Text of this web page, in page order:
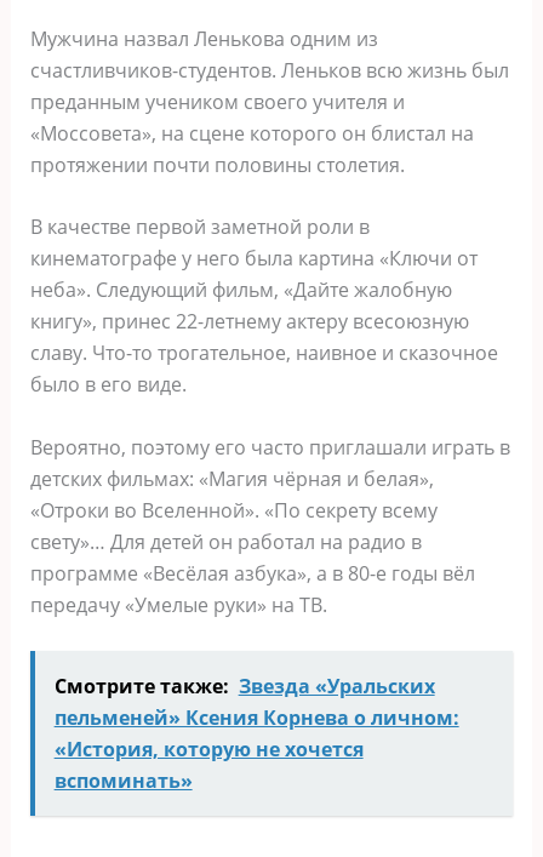
Мужчина назвал Ленькова одним из
счастливчиков-студентов. Леньков всю жизнь был
преданным учеником своего учителя и
«Моссовета», на сцене которого он блистал на
протяжении почти половины столетия.
В качестве первой заметной роли в
кинематографе у него была картина «Ключи от
неба». Следующий фильм, «Дайте жалобную
книгу», принес 22-летнему актеру всесоюзную
славу. Что-то трогательное, наивное и сказочное
было в его виде.
Вероятно, поэтому его часто приглашали играть в
детских фильмах: «Магия чёрная и белая»,
«Отроки во Вселенной». «По секрету всему
свету»… Для детей он работал на радио в
программе «Весёлая азбука», а в 80-е годы вёл
передачу «Умелые руки» на ТВ.
Смотрите также: Звезда «Уральских
пельменей» Ксения Корнева о личном:
«История, которую не хочется
вспоминать»